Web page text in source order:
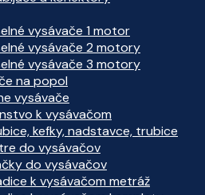
vysávače 1 motor
vysávače 2 motory
vysávače 3 motory
na popol
vysávače
k vysávačom
kefky, nadstavce, trubice
do vysávačov
do vysávačov
k vysávačom metráž